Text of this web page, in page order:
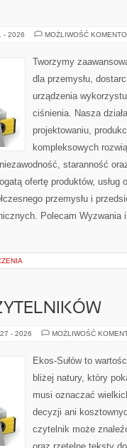
- 2026 MOŻLIWOŚĆ
Tworzymy
dla przemysłu,
urządzenia
ciśnienia. Nasza
projektowaniu,
kompleksowych
staranność
ofertę produktów, usług
przemysłu i
Polecam Wyzwania
- 2026 MOŻLIWOŚĆ
Ekos-Sułów to
bliżej natury, który
musi oznaczać
decyzji ani
czytelnik może